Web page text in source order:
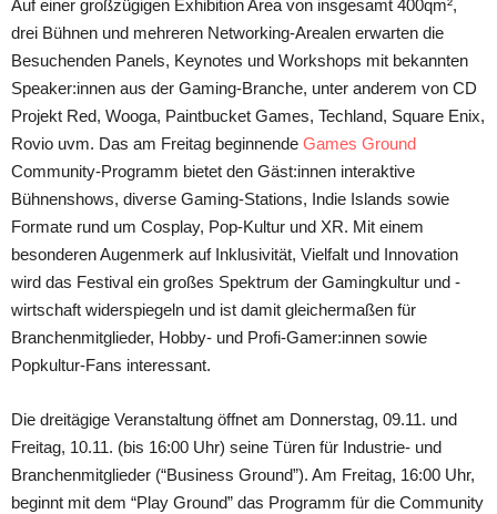
Auf einer großzügigen Exhibition Area von insgesamt 400qm²,
drei Bühnen und mehreren Networking-Arealen erwarten die
Besuchenden Panels, Keynotes und Workshops mit bekannten
Speaker:innen aus der Gaming-Branche, unter anderem von CD
Projekt Red, Wooga, Paintbucket Games, Techland, Square Enix,
Rovio uvm. Das am Freitag beginnende Games Ground
Community-Programm bietet den Gäst:innen interaktive
Bühnenshows, diverse Gaming-Stations, Indie Islands sowie
Formate rund um Cosplay, Pop-Kultur und XR. Mit einem
besonderen Augenmerk auf Inklusivität, Vielfalt und Innovation
wird das Festival ein großes Spektrum der Gamingkultur und -
wirtschaft widerspiegeln und ist damit gleichermaßen für
Branchenmitglieder, Hobby- und Profi-Gamer:innen sowie
Popkultur-Fans interessant.
Die dreitägige Veranstaltung öffnet am Donnerstag, 09.11. und
Freitag, 10.11. (bis 16:00 Uhr) seine Türen für Industrie- und
Branchenmitglieder (“Business Ground”). Am Freitag, 16:00 Uhr,
beginnt mit dem “Play Ground” das Programm für die Community